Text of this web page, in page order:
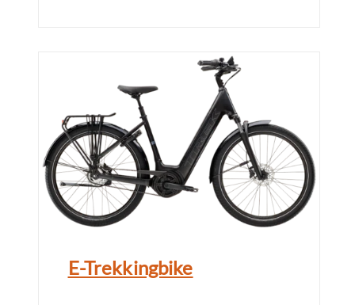
E-Trekkingbike